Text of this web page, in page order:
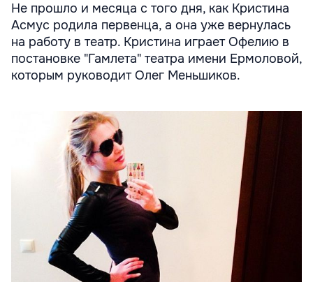
Не прошло и месяца с того дня, как Кристина
Асмус родила первенца, а она уже вернулась
на работу в театр. Кристина играет Офелию в
постановке "Гамлета" театра имени Ермоловой,
которым руководит Олег Меньшиков.